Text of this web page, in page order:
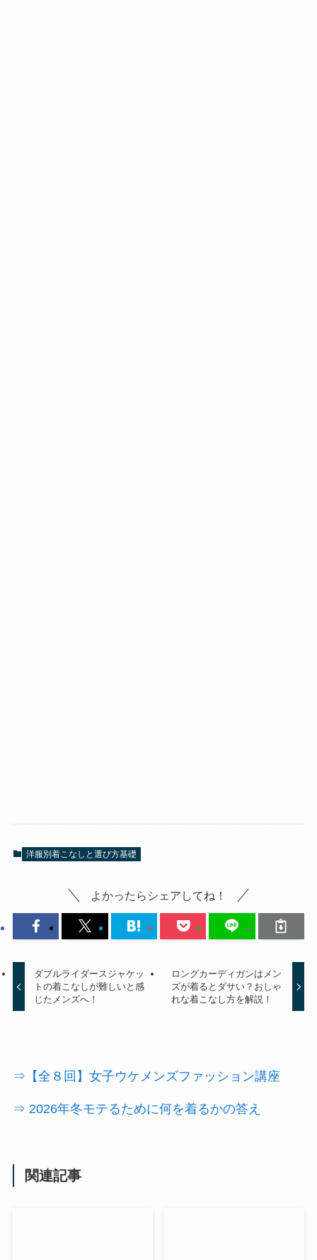
洋服別着こなしと選び方基礎
よかったらシェアしてね！
ダブルライダースジャケッ
トの着こなしが難しいと感
じたメンズへ！
ロングカーディガンはメン
ズが着るとダサい？おしゃ
れな着こなし方を解説！
⇒【全８回】女子ウケメンズファッション講座
⇒ 2026年冬モテるために何を着るかの答え
関連記事